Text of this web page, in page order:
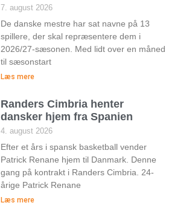
7. august 2026
De danske mestre har sat navne på 13
spillere, der skal repræsentere dem i
2026/27-sæsonen. Med lidt over en måned
til sæsonstart
Læs mere
Randers Cimbria henter
dansker hjem fra Spanien
4. august 2026
Efter et års i spansk basketball vender
Patrick Renane hjem til Danmark. Denne
gang på kontrakt i Randers Cimbria. 24-
årige Patrick Renane
Læs mere